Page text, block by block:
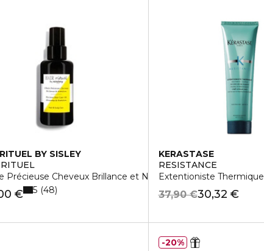
BY SISLEY
Précieuse Cheveux Brillance et Nutrition
€ 5 48
KERASTASE
RESISTANCE
Extentioniste Thermique
30,32 €
37,90 €
20%